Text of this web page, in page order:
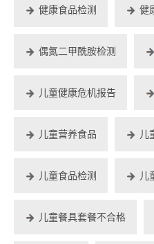
健康食品检测 健
偶氮二甲酰胺检测
儿童健康危机报告
儿童营养食品 儿
儿童食品检测 儿
儿童餐具套餐不合格